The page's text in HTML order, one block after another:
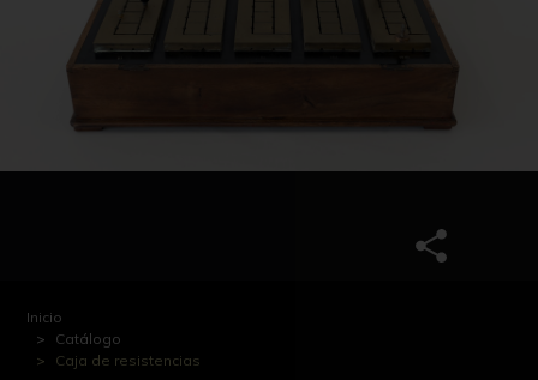
Inicio
Catálogo
Caja de resistencias